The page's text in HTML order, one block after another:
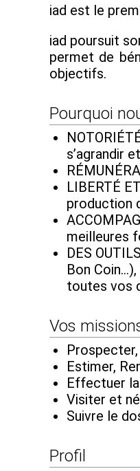
iad est le
iad poursuit
permet de
objectifs.
Pourquoi
s’agrandir
LIBERTÉ
production
meilleures
DES
Bon
toutes vos
Vos
Estimer,
Effectuer
Visiter et
Suivre le
Profil